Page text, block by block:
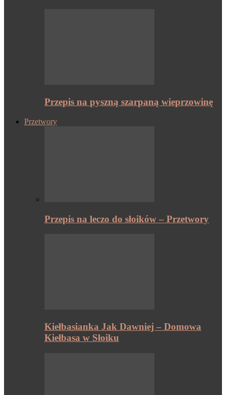
Przepis na pyszną szarpaną wieprzowinę
Przetwory
Przepis na leczo do słoików – Przetwory
Kiełbasianka Jak Dawniej – Domowa
Kiełbasa w Słoiku